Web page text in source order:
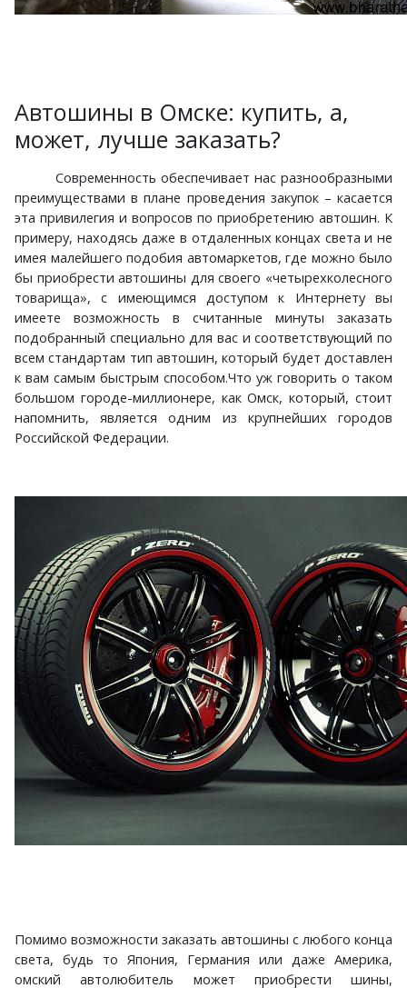
Автошины в Омске: купить, а,
может, лучше заказать?
Современность обеспечивает нас разнообразными
преимуществами в плане проведения закупок – касается
эта привилегия и вопросов по приобретению автошин. К
примеру, находясь даже в отдаленных концах света и не
имея малейшего подобия автомаркетов, где можно было
бы приобрести автошины для своего «четырехколесного
товарища», с имеющимся доступом к Интернету вы
имеете возможность в считанные минуты заказать
подобранный специально для вас и соответствующий по
всем стандартам тип автошин, который будет доставлен
к вам самым быстрым способом.Что уж говорить о таком
большом городе-миллионере, как Омск, который, стоит
напомнить, является одним из крупнейших городов
Российской Федерации.
Помимо возможности заказать автошины с любого конца
света, будь то Япония, Германия или даже Америка,
омский автолюбитель может приобрести шины,